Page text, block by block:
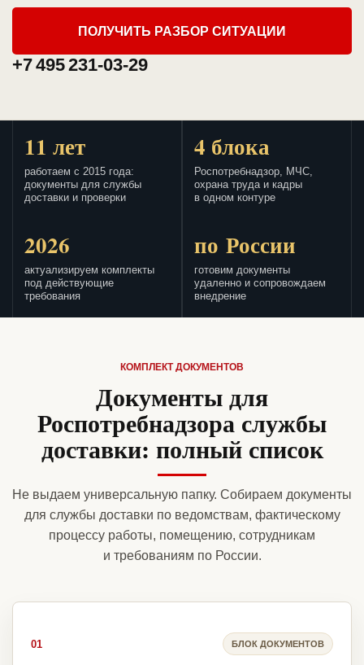
ПОЛУЧИТЬ РАЗБОР СИТУАЦИИ
+7 495 231-03-29
11 лет
работаем с 2015 года:
документы для службы
доставки и проверки
4 блока
Роспотребнадзор, МЧС,
охрана труда и кадры
в одном контуре
2026
актуализируем комплекты
под действующие
требования
по России
готовим документы
удаленно и сопровождаем
внедрение
КОМПЛЕКТ ДОКУМЕНТОВ
Документы для
Роспотребнадзора службы
доставки: полный список
Не выдаем универсальную папку. Собираем документы
для службы доставки по ведомствам, фактическому
процессу работы, помещению, сотрудникам
и требованиям по России.
01 БЛОК ДОКУМЕНТОВ